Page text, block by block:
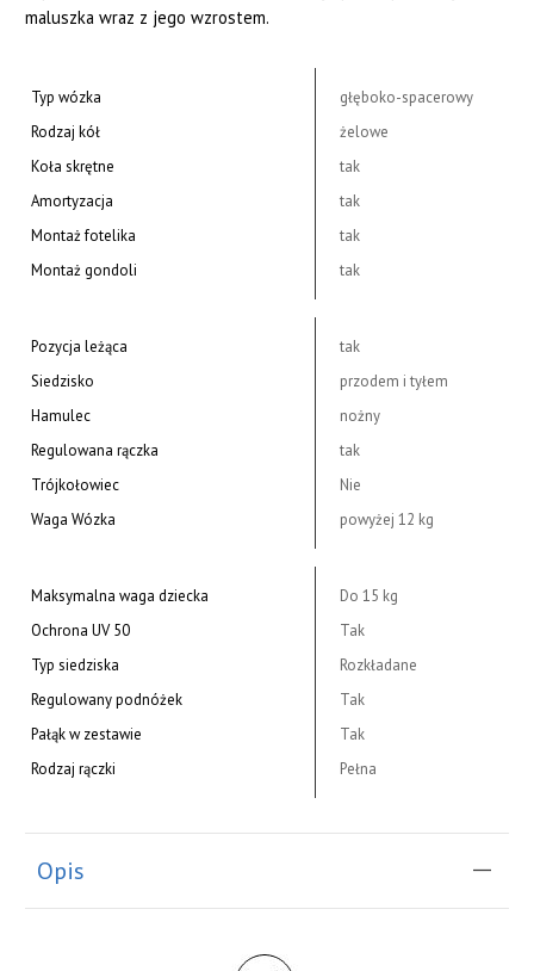
maluszka wraz z jego wzrostem.
Typ wózka
głęboko-spacerowy
Rodzaj kół
żelowe
Koła skrętne
tak
Amortyzacja
tak
Montaż fotelika
tak
Montaż gondoli
tak
Pozycja leżąca
tak
Siedzisko
przodem i tyłem
Hamulec
nożny
Regulowana rączka
tak
Trójkołowiec
Nie
Waga Wózka
powyżej 12 kg
Maksymalna waga dziecka
Do 15 kg
Ochrona UV 50
Tak
Typ siedziska
Rozkładane
Regulowany podnóżek
Tak
Pałąk w zestawie
Tak
Rodzaj rączki
Pełna
Opis